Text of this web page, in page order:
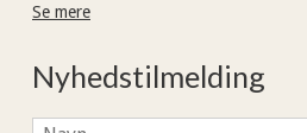
Se mere
Nyhedstilmelding